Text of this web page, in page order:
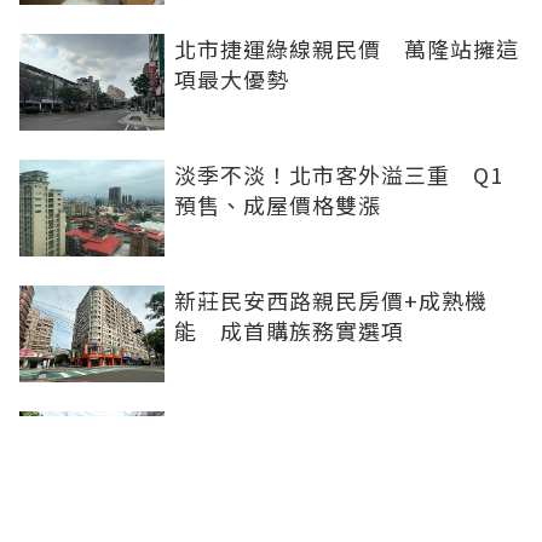
北市捷運綠線親民價 萬隆站擁這
項最大優勢
淡季不淡！北市客外溢三重 Q1
預售、成屋價格雙漲
新莊民安西路親民房價+成熟機
能 成首購族務實選項